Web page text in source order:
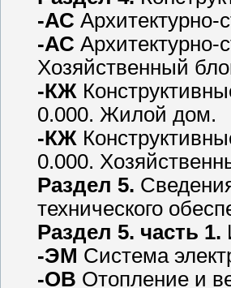
-АС
-АС
Хозяйственный
-КЖ
0.000. Жилой дом.
-КЖ
0.000.
Раздел 5.
технического
Раздел 5. часть 1.
-ЭМ Система
-ОВ Отопление и